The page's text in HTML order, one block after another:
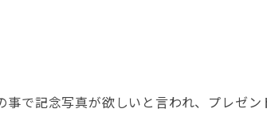
で記念写真が欲しいと言われ、プレゼン